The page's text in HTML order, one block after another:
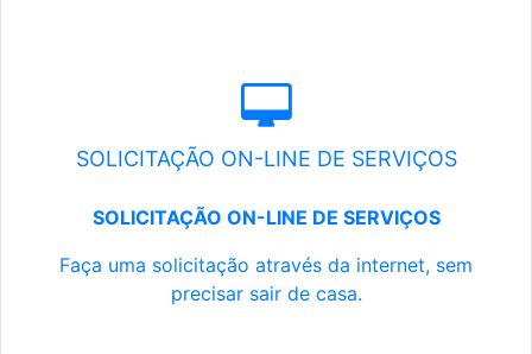
SOLICITAÇÃO ON-LINE DE SERVIÇOS
SOLICITAÇÃO ON-LINE DE SERVIÇOS
Faça uma solicitação através da internet, sem
precisar sair de casa.